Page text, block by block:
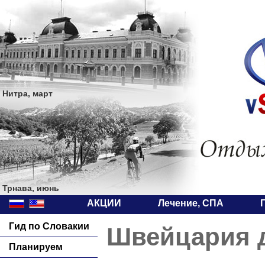
Нитра, март
Трнава, июнь
АКЦИИ Лечение, СПА
Гид по Словакии
Планируем Швейцария